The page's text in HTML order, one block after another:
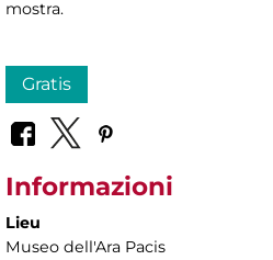
mostra.
Gratis
Informazioni
Lieu
Museo dell'Ara Pacis